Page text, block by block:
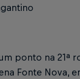
ponto na 21ª
Fonte Nova,